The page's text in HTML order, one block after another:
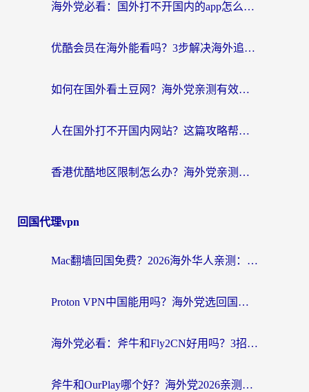
海外党必看：国外打不开国内的app怎么办？3步解决你的乡愁
优酷会员在海外能看吗？3步解决海外追剧难题，附实测好用加速器推荐
如何在国外看土豆网？海外党亲测有效的追剧加速器选择指南
人在国外打不开国内网站？这篇攻略帮你无缝解锁国内资源（附交管12123使用技巧）
香港优酷地区限制怎么办？海外党亲测有效的追剧解决方案
回国代理vpn
Mac翻墙回国免费？2026海外华人亲测：从CCTV5直播到国内APP，这样选加速器才靠谱
Proton VPN中国能用吗？海外党选回国加速器的避坑指南（附番茄加速器实测）
海外党必看：斧牛和Fly2CN好用吗？3招教你选对回国加速器（附免费试用攻略）
斧牛和OurPlay哪个好？海外党2026亲测：选对加速器，国内资源秒加载